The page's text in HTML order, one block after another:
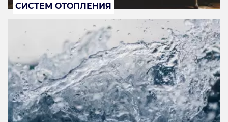
СИСТЕМ ОТОПЛЕНИЯ